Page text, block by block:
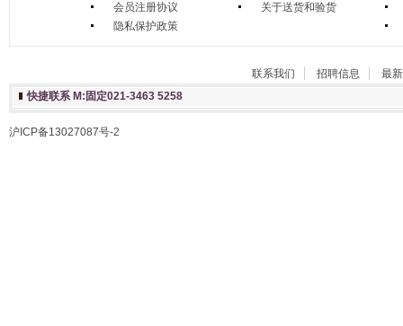
会员注册协议
隐私保护政策
关于送货和验货
联系我们 招聘信息
最
快捷联系 M:固定021-3463 5258
沪ICP备13027087号-2